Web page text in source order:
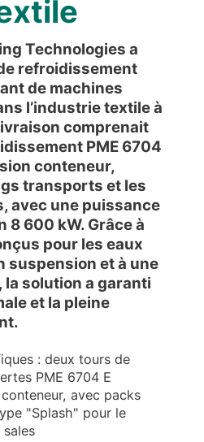
Technologies a
refroidissement
de machines
l’industrie textile à
comprenait
PME 6704
conteneur,
transports et les
avec une puissance
8 600 kW. Grâce à
pour les eaux
suspension et à une
la solution a garanti
et la pleine
: deux tours de
PME 6704 E
avec packs
"Splash" pour le